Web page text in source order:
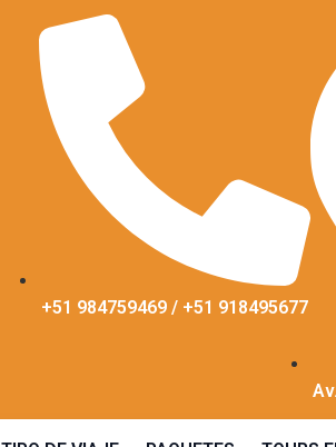
+51 984759469 / +51 918495677